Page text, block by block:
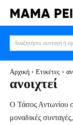
Αναζητήστε συνταγή ή
Αρχική Ετικέτες
ανοιχτεί
Ο Τάσος Αντωνίου
μοναδικές